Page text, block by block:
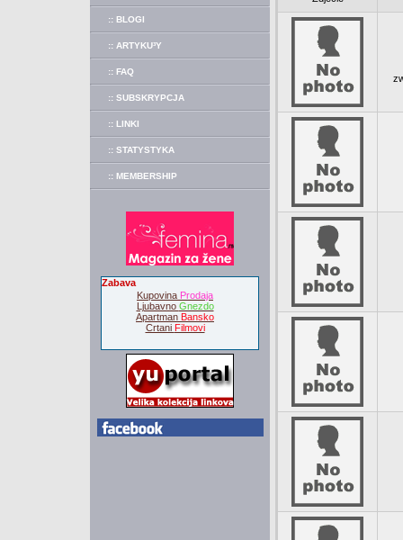
:: BLOGI
:: ARTYKU³Y
:: FAQ
:: SUBSKRYPCJA
:: LINKI
:: STATYSTYKA
:: MEMBERSHIP
Zabava
Kupovina Prodaja
Ljubavno Gnezdo
Apartman Bansko
Crtani Filmovi